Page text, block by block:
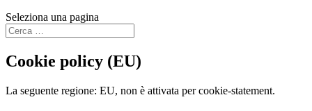
Seleziona una pagina
Cookie policy (EU)
La seguente regione: EU, non è attivata per cookie-statement.